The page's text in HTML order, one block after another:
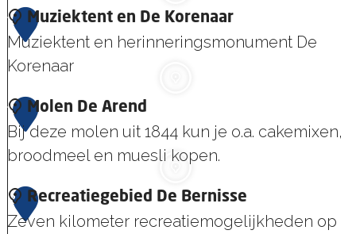
o
e
k
e
r
e
h
u
i
d
i
u
s
k
e
k
/
n
D
e
H
o
o
p
D
o
r
s
k
e
r
k
1
8
Muziektent en De Korenaar
Muziektent en herinneringsmonument De
Korenaar
M
u
z
e
k
1
9
Molen De Arend
Bij deze molen uit 1844 kun je o.a. cakemixen,
broodmeel en muesli kopen.
M
o
2
0
Recreatiegebied De Bernisse
Zeven kilometer recreatiemogelijkheden op